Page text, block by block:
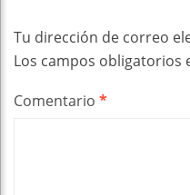
Tu dirección de correo
Los campos obligatorios
Comentario *